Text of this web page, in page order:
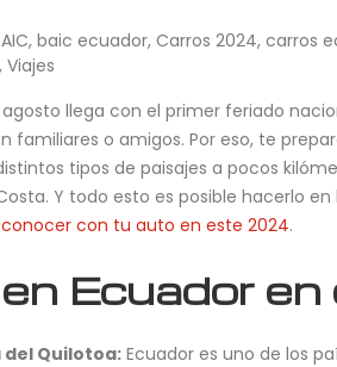
, baic ecuador, Carros 2024, carros
, Viajes
llega con el primer feriado
o amigos. Por eso, te
tipos de paisajes a pocos
Y todo esto es posible hacerlo
conocer con tu auto en este 2024.
Ecuador
del Quilotoa: Ecuador es uno de los